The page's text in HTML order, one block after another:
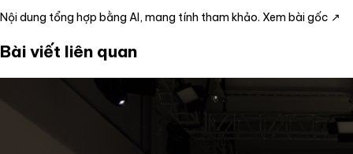
Nội dung tổng hợp bằng AI, mang tính tham khảo. Xem bài gốc ↗
Bài viết liên quan